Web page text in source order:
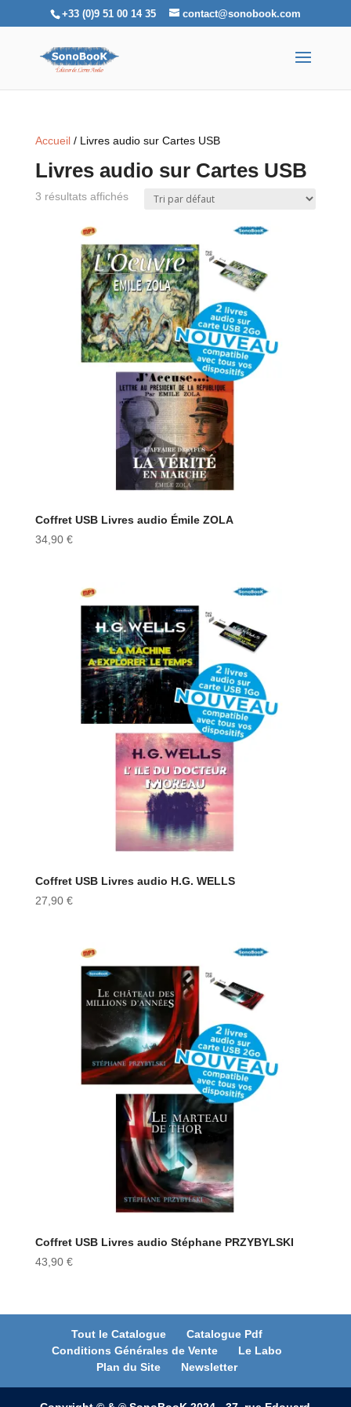
+33 (0)9 51 00 14 35 contact@sonobook.com
Accueil/ Livres audio sur Cartes USB
Livres audio sur Cartes USB
3 résultats affichés
Coffret USB Livres audio Émile ZOLA
34,90 €
Coffret USB Livres audio H.G. WELLS
27,90 €
Coffret USB Livres audio Stéphane PRZYBYLSKI
43,90 €
Tout le Catalogue
Catalogue Pdf
Conditions Générales de Vente
Le Labo
Plan du Site
Newsletter